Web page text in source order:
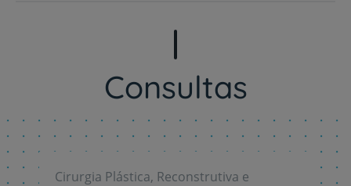
Consultas
Cirurgia Plástica, Reconstrutiva e